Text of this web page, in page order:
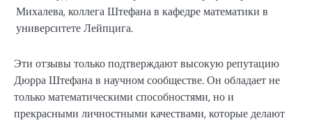
Михалева, коллега Штефана в кафедре математики в
университете Лейпцига.
Эти отзывы только подтверждают высокую репутацию
Дюрра Штефана в научном сообществе. Он обладает не
только математическими способностями, но и
прекрасными личностными качествами, которые делают